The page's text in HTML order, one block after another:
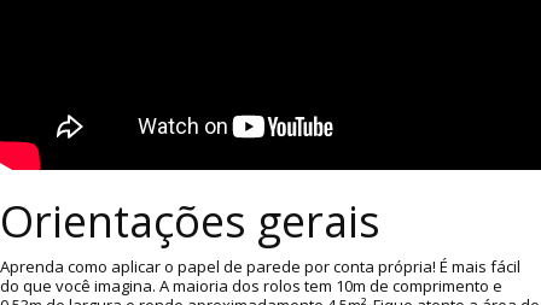
Orientações gerais
Aprenda como aplicar o papel de parede por conta própria! É mais fácil
do que você imagina. A maioria dos rolos tem 10m de comprimento e